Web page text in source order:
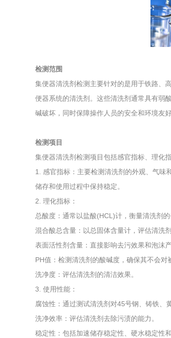
检测范围
集便器清洗剂检测主要针对的是用于铁路、
便器系统的清洗剂。这些清洗剂通常具有弱
碱破坏，同时保障操作人员的安全和环境友好
检测项目
集便器清洗剂检测项目包括感官指标、理化
1. 感官指标：主要检测清洗剂的外观、气味
储存和使用过程中保持稳定。
2. 理化指标：
总酸度：通常以盐酸(HCL)计，衡量清洗剂的
混合酸总含量：以总固体含量计，评估清洗
表面活性剂含量：直接影响去污效果和泡沫产
PH值：检测清洗剂的酸碱度，确保其不会对
洗净度：评估清洗剂的清洁效果。
3. 使用性能：
腐蚀性：通过测试清洗剂对45号钢、铸铁、
洗净效率：评估清洗剂去除污渍的能力。
稳定性：包括加速储存稳定性、硬水稳定性